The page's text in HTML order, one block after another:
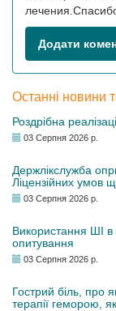
Додати
Останні новини
Роздрібна
03 Серпня 2026 р.
Держлікслужба
Ліцензійних умов
03 Серпня 2026 р.
Використання ШІ в
опитування
03 Серпня 2026 р.
Гострий біль, про
терапії геморою,